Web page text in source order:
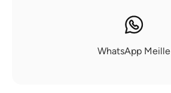
WhatsApp Meille